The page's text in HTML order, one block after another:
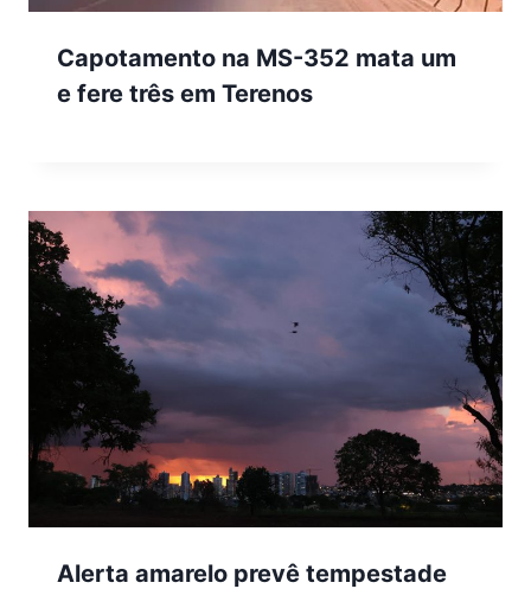
Capotamento na MS-352 mata um
e fere três em Terenos
Alerta amarelo prevê tempestade